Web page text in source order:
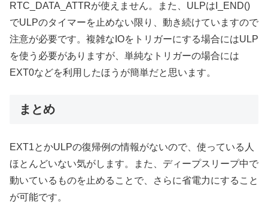
RTC_DATA_ATTRが使えません。また、ULPはI_END()
でULPのタイマーを止めない限り、動き続けていますので
注意が必要です。複雑なIOをトリガーにする場合にはULP
を使う必要がありますが、単純なトリガーの場合には
EXT0などを利用したほうが簡単だと思います。
まとめ
EXT1とかULPの復帰例の情報がないので、使っている人
ほとんどいない気がします。また、ディープスリープ中で
動いているものを止めることで、さらに省電力にすること
が可能です。